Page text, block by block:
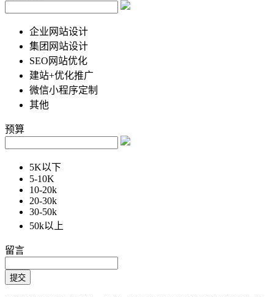
企业网站设计
集团网站设计
SEO网站优化
建站+优化推广
微信小程序定制
其他
预算
5K以下
5-10K
10-20k
20-30k
30-50k
50k以上
留言